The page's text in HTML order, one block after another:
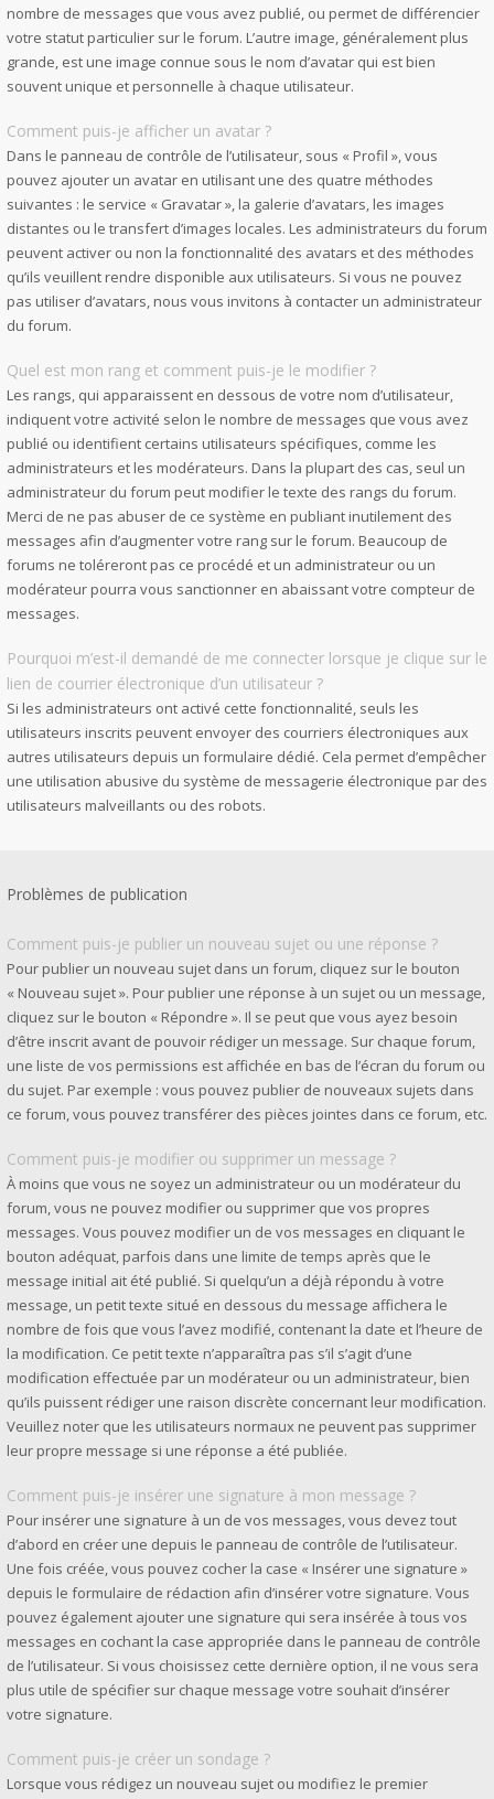
nombre de messages que vous avez publié, ou permet de différencier
votre statut particulier sur le forum. L’autre image, généralement plus
grande, est une image connue sous le nom d’avatar qui est bien
souvent unique et personnelle à chaque utilisateur.
Comment puis-je afficher un avatar ?
Dans le panneau de contrôle de l’utilisateur, sous « Profil », vous
pouvez ajouter un avatar en utilisant une des quatre méthodes
suivantes : le service « Gravatar », la galerie d’avatars, les images
distantes ou le transfert d’images locales. Les administrateurs du forum
peuvent activer ou non la fonctionnalité des avatars et des méthodes
qu’ils veuillent rendre disponible aux utilisateurs. Si vous ne pouvez
pas utiliser d’avatars, nous vous invitons à contacter un administrateur
du forum.
Quel est mon rang et comment puis-je le modifier ?
Les rangs, qui apparaissent en dessous de votre nom d’utilisateur,
indiquent votre activité selon le nombre de messages que vous avez
publié ou identifient certains utilisateurs spécifiques, comme les
administrateurs et les modérateurs. Dans la plupart des cas, seul un
administrateur du forum peut modifier le texte des rangs du forum.
Merci de ne pas abuser de ce système en publiant inutilement des
messages afin d’augmenter votre rang sur le forum. Beaucoup de
forums ne toléreront pas ce procédé et un administrateur ou un
modérateur pourra vous sanctionner en abaissant votre compteur de
messages.
Pourquoi m’est-il demandé de me connecter lorsque je clique sur le
lien de courrier électronique d’un utilisateur ?
Si les administrateurs ont activé cette fonctionnalité, seuls les
utilisateurs inscrits peuvent envoyer des courriers électroniques aux
autres utilisateurs depuis un formulaire dédié. Cela permet d’empêcher
une utilisation abusive du système de messagerie électronique par des
utilisateurs malveillants ou des robots.
Problèmes de publication
Comment puis-je publier un nouveau sujet ou une réponse ?
Pour publier un nouveau sujet dans un forum, cliquez sur le bouton
« Nouveau sujet ». Pour publier une réponse à un sujet ou un message,
cliquez sur le bouton « Répondre ». Il se peut que vous ayez besoin
d’être inscrit avant de pouvoir rédiger un message. Sur chaque forum,
une liste de vos permissions est affichée en bas de l’écran du forum ou
du sujet. Par exemple : vous pouvez publier de nouveaux sujets dans
ce forum, vous pouvez transférer des pièces jointes dans ce forum, etc.
Comment puis-je modifier ou supprimer un message ?
À moins que vous ne soyez un administrateur ou un modérateur du
forum, vous ne pouvez modifier ou supprimer que vos propres
messages. Vous pouvez modifier un de vos messages en cliquant le
bouton adéquat, parfois dans une limite de temps après que le
message initial ait été publié. Si quelqu’un a déjà répondu à votre
message, un petit texte situé en dessous du message affichera le
nombre de fois que vous l’avez modifié, contenant la date et l’heure de
la modification. Ce petit texte n’apparaîtra pas s’il s’agit d’une
modification effectuée par un modérateur ou un administrateur, bien
qu’ils puissent rédiger une raison discrète concernant leur modification.
Veuillez noter que les utilisateurs normaux ne peuvent pas supprimer
leur propre message si une réponse a été publiée.
Comment puis-je insérer une signature à mon message ?
Pour insérer une signature à un de vos messages, vous devez tout
d’abord en créer une depuis le panneau de contrôle de l’utilisateur.
Une fois créée, vous pouvez cocher la case « Insérer une signature »
depuis le formulaire de rédaction afin d’insérer votre signature. Vous
pouvez également ajouter une signature qui sera insérée à tous vos
messages en cochant la case appropriée dans le panneau de contrôle
de l’utilisateur. Si vous choisissez cette dernière option, il ne vous sera
plus utile de spécifier sur chaque message votre souhait d’insérer
votre signature.
Comment puis-je créer un sondage ?
Lorsque vous rédigez un nouveau sujet ou modifiez le premier